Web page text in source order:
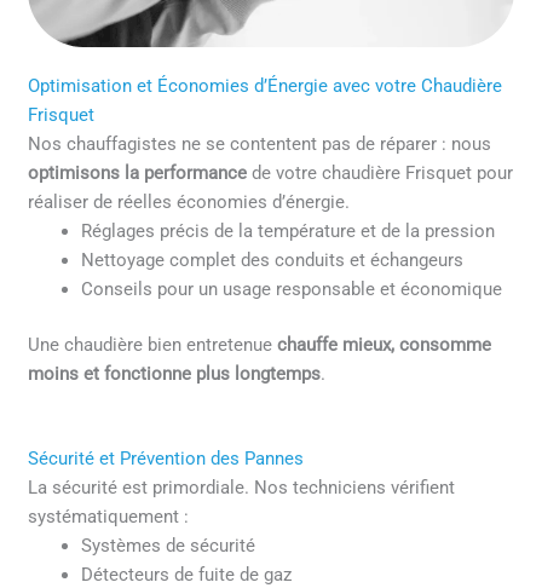
Optimisation et Économies d’Énergie avec votre Chaudière
Frisquet
Nos chauffagistes ne se contentent pas de réparer : nous
optimisons la performance de votre chaudière Frisquet pour
réaliser de réelles économies d’énergie.
Réglages précis de la température et de la pression
Nettoyage complet des conduits et échangeurs
Conseils pour un usage responsable et économique
Une chaudière bien entretenuechauffe mieux, consomme
moins et fonctionne plus longtemps.
Sécurité et Prévention des Pannes
La sécurité est primordiale. Nos techniciens vérifient
systématiquement :
Systèmes de sécurité
Détecteurs de fuite de gaz